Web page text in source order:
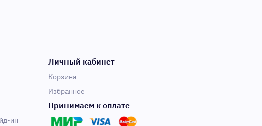
ин
Личный кабинет
Корзина
Избранное
Принимаем к оплате